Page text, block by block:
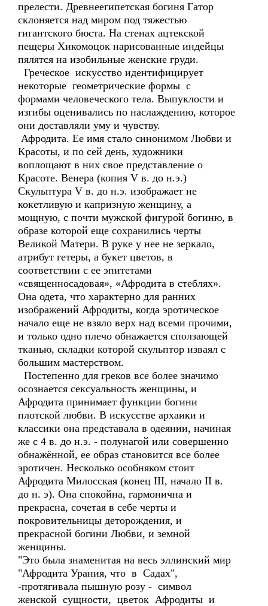
прелести. Древнеегипетская богиня Гатор
склоняется над миром под тяжестью
гигантского бюста. На стенах ацтекской
пещеры Хикомоцок нарисованные индейцы
пялятся на изобильные женские груди.
Греческое искусство идентифицирует
некоторые геометрические формы с
формами человеческого тела. Выпуклости и
изгибы оценивались по наслаждению, которое
они доставляли уму и чувству.
Афродита. Ее имя стало синонимом Любви и
Красоты, и по сей день, художники
воплощают в них свое представление о
Красоте. Венера (копия V в. до н.э.)
Скульптура V в. до н.э. изображает не
кокетливую и капризную женщину, а
мощную, с почти мужской фигурой богиню, в
образе которой еще сохранились черты
Великой Матери. В руке у нее не зеркало,
атрибут гетеры, а букет цветов, в
соответствии с ее эпитетами
«священносадовая», «Афродита в стеблях».
Она одета, что характерно для ранних
изображений Афродиты, когда эротическое
начало еще не взяло верх над всеми прочими,
и только одно плечо обнажается сползающей
тканью, складки которой скульптор изваял с
большим мастерством.
Постепенно для греков все более значимо
осознается сексуальность женщины, и
Афродита принимает функции богини
плотской любви. В искусстве архаики и
классики она представала в одеянии, начиная
же с 4 в. до н.э. - полунагой или совершенно
обнажённой, ее образ становится все более
эротичен. Несколько особняком стоит
Афродита Милосская (конец III, начало II в.
до н. э). Она спокойна, гармонична и
прекрасна, сочетая в себе черты и
покровительницы деторождения, и
прекрасной богини Любви, и земной
женщины.
"Это была знаменитая на весь эллинский мир
"Афродита Урания, что в Садах",
-протягивала пышную розу - символ
женской сущности, цветок Афродиты и